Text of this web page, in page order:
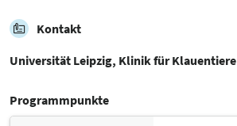
Kontakt
Universität Leipzig, Klinik für Klauentiere
Programmpunkte